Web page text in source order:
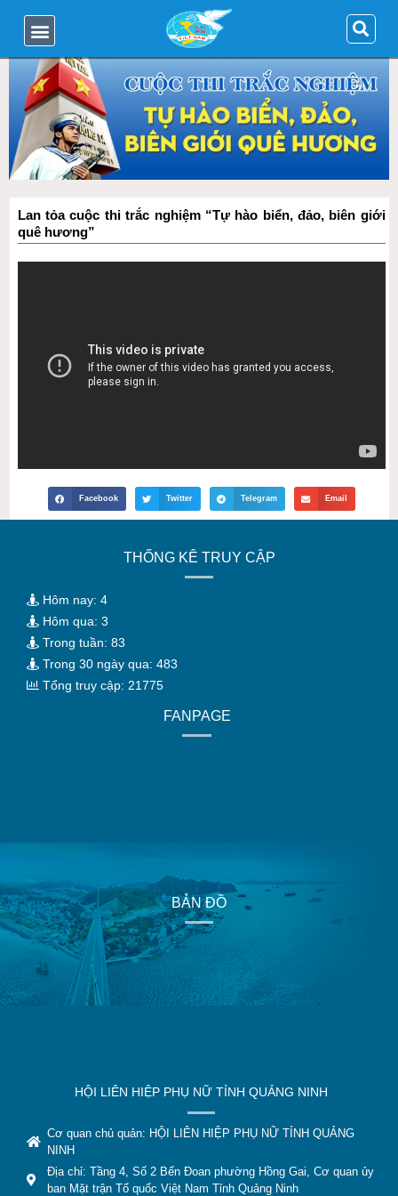
Lan tỏa cuộc thi trắc nghiệm “Tự hào biển, đảo, biên giới
quê hương”
Facebook Twitter Telegram Email
THỐNG KÊ TRUY CẬP
Hôm nay: 4
Hôm qua: 3
Trong tuần: 83
Trong 30 ngày qua: 483
Tổng truy cập: 21775
FANPAGE
BẢN ĐỒ
HỘI LIÊN HIỆP PHỤ NỮ TỈNH QUẢNG NINH
Cơ quan chủ quản: HỘI LIÊN HIỆP PHỤ NỮ TỈNH QUẢNG
NINH
Địa chỉ: Tầng 4, Số 2 Bến Đoan phường Hồng Gai, Cơ quan ủy
ban Mặt trận Tổ quốc Việt Nam Tỉnh Quảng Ninh